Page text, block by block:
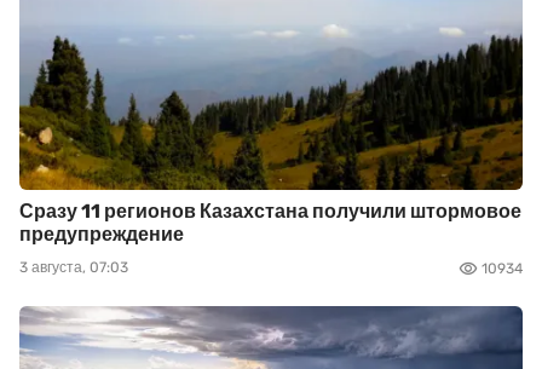
Сразу 11 регионов Казахстана получили штормовое
предупреждение
3 августа, 07:03 10934